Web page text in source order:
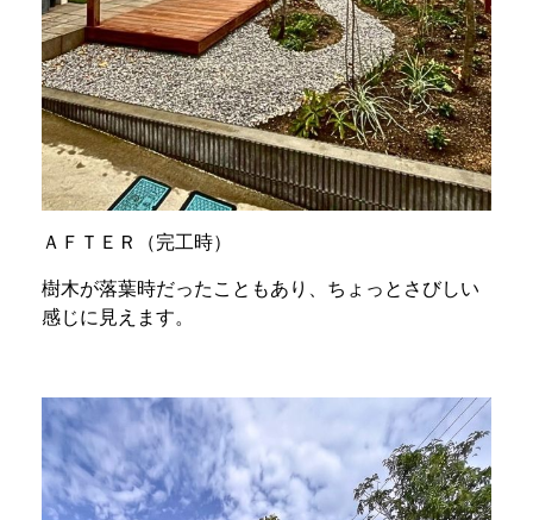
ＡＦＴＥＲ（完工時）
樹木が落葉時だったこともあり、ちょっとさびしい
感じに見えます。